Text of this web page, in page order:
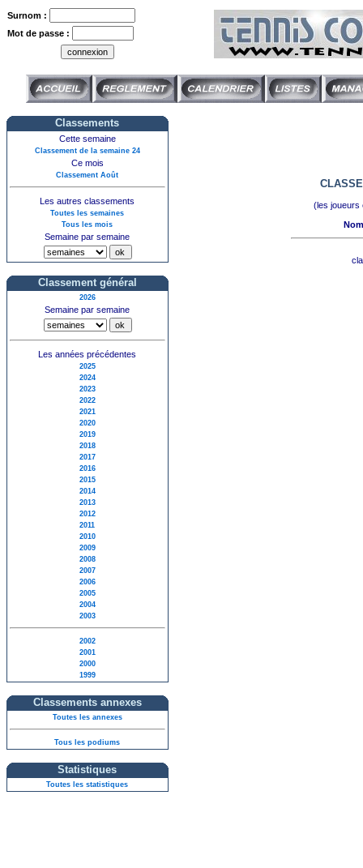
Surnom :
Mot de passe :
Classements
Cette semaine
Classement de la semaine 24
Ce mois
Classement Août
Les autres classements
Toutes les semaines
Tous les mois
Semaine par semaine
Classement général
2026
Semaine par semaine
Les années précédentes
2025
2024
2023
2022
2021
2020
2019
2018
2017
2016
2015
2014
2013
2012
2011
2010
2009
2008
2007
2006
2005
2004
2003
2002
2001
2000
1999
Classements annexes
Toutes les annexes
Tous les podiums
Statistiques
Toutes les statistiques
(les joueurs